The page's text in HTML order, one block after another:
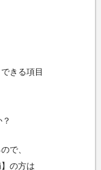
きる項目
で、
の方は